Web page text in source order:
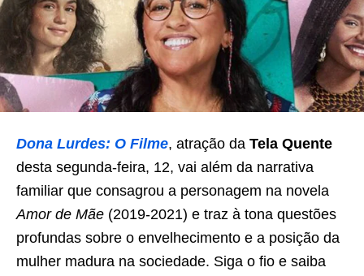
Dona Lurdes: O Filme, atração da Tela Quente
desta segunda-feira, 12, vai além da narrativa
familiar que consagrou a personagem na novela
Amor de Mãe (2019-2021) e traz à tona questões
profundas sobre o envelhecimento e a posição da
mulher madura na sociedade. Siga o fio e saiba